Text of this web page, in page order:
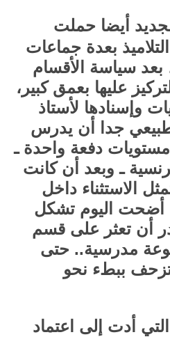
أيضا حملت
بعدة جماعات
بعد سياسة الأقسام
عليها بعمق كبير،
وإسنادها لأستاذ
جدا أن يدرس
دفعة واحدة ـ
أوفرنسية ـ وبعد أن كانت
الاستثناء داخل
أضحت اليوم تشكل
أن تعثر على قسم
مدرسية.. حتى
ببطء نحو
أدت إلى اعتماد